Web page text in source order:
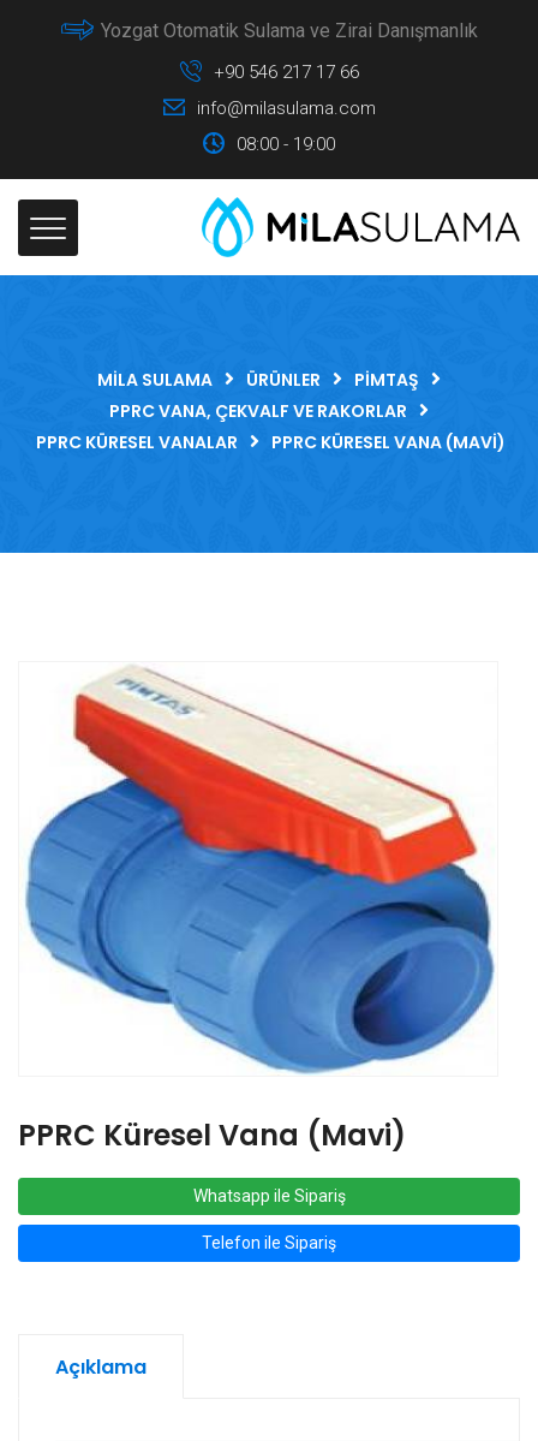
Yozgat Otomatik Sulama ve Zirai Danışmanlık
+90 546 217 17 66
info@milasulama.com
08:00 - 19:00
MILA SULAMA ÜRÜNLER
PIMTAŞ
PPRC VANA, ÇEKVALF VE RAKORLAR
PPRC KÜRESEL VANALAR
PPRC KÜRESEL VANA (MAVI)
PPRC Küresel Vana (Mavi)
Whatsapp ile Sipariş
Telefon ile Sipariş
Açıklama